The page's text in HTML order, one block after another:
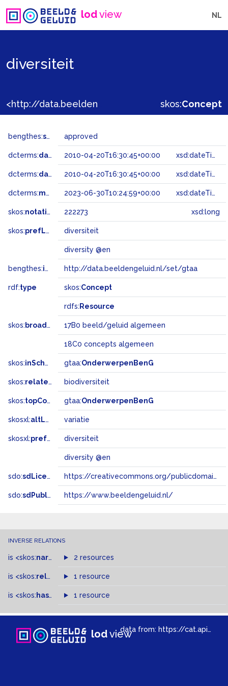
lodview NL
diversiteit
skos:Concept
bengthes:status approved
dcterms:dateAccepted 2010-04-20T16:30:45+00:00 xsd:dateTime
dcterms:dateSubmitted 2010-04-20T16:30:45+00:00 xsd:dateTime
dcterms:modified 2023-06-30T10:24:59+00:00 xsd:dateTime
skos:notation 222273 xsd:long
skos:prefLabel diversiteit
diversity @en
bengthes:inSet http://data.beeldengeluid.nl/set/gtaa
rdf:type skos:Concept
rdfs: Resource
skos: broadMatch 17B0 beeld/geluid algemeen
18C0 concepts algemeen
skos:inScheme gtaa:OnderwerpenBenG
skos:related biodiversiteit
skos:topConceptOf gtaa:OnderwerpenBenG
skosxl:altLabel variatie
skosxl:prefLabel diversiteit
diversity @en
sdo:sdLicense https://creativecommons.org/publicdomain/zero/1.0/
sdo:sdPublisher https://www.beeldengeluid.nl/
INVERSE RELATIONS
is <skos:narrowMatch >of
2 resources
is <skos:related > of1 resource
is <skos: hasTopConcept >of
1 resource
lodviewdata from: https://cat.apis.beeldengeluid.nl/sparql